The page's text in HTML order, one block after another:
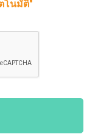
โนมัติ"